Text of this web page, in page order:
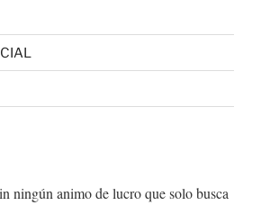
ningún animo de lucro que solo busca